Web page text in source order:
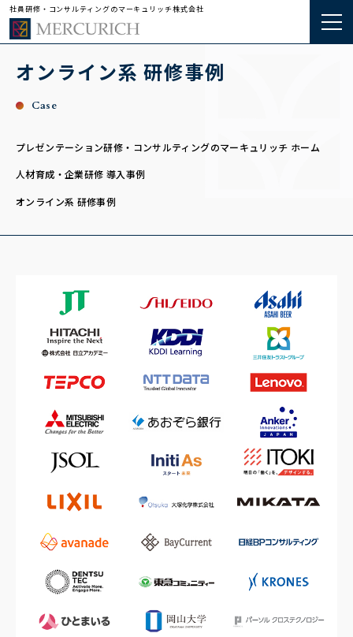
社員研修・コンサルティングのマーキュリッチ株式会社
オンライン系 研修事例
Case
プレゼンテーション研修・コンサルティングのマーキュリッチ ホーム
人材育成・企業研修 導入事例
オンライン系 研修事例